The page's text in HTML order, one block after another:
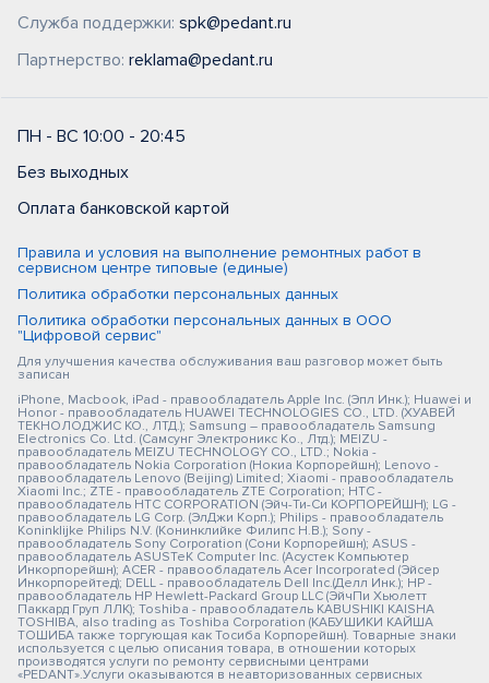
Служба поддержки: spk@pedant.ru
Партнерство: reklama@pedant.ru
ПН - ВС 10:00 - 20:45
Без выходных
Оплата банковской картой
Правила и условия на выполнение ремонтных работ в
сервисном центре типовые (единые)
Политика обработки персональных данных
Политика обработки персональных данных в ООО
"Цифровой сервис"
Для улучшения качества обслуживания ваш разговор может быть
записан
iPhone, Macbook, iPad - правообладатель Apple Inc. (Эпл Инк.); Huawei и
Honor - правообладатель HUAWEI TECHNOLOGIES CO., LTD. (ХУАВЕЙ
ТЕКНОЛОДЖИС КО., ЛТД.); Samsung – правообладатель Samsung
Electronics Co. Ltd. (Самсунг Электроникс Ко., Лтд.); MEIZU -
правообладатель MEIZU TECHNOLOGY CO., LTD.; Nokia -
правообладатель Nokia Corporation (Нокиа Корпорейшн); Lenovo -
правообладатель Lenovo (Beijing) Limited; Xiaomi - правообладатель
Xiaomi Inc.; ZTE - правообладатель ZTE Corporation; HTC -
правообладатель HTC CORPORATION (Эйч-Ти-Си КОРПОРЕЙШН); LG -
правообладатель LG Corp. (ЭлДжи Корп.); Philips - правообладатель
Koninklijke Philips N.V. (Конинклийке Филипс Н.В.); Sony -
правообладатель Sony Corporation (Сони Корпорейшн); ASUS -
правообладатель ASUSTeK Computer Inc. (Асустек Компьютер
Инкорпорейшн); ACER - правообладатель Acer Incorporated (Эйсер
Инкорпорейтед); DELL - правообладатель Dell Inc.(Делл Инк.); HP -
правообладатель HP Hewlett-Packard Group LLC (ЭйчПи Хьюлетт
Паккард Груп ЛЛК); Toshiba - правообладатель KABUSHIKI KAISHA
TOSHIBA, also trading as Toshiba Corporation (КАБУШИКИ КАЙША
ТОШИБА также торгующая как Тосиба Корпорейшн). Товарные знаки
используется с целью описания товара, в отношении которых
производятся услуги по ремонту сервисными центрами
«PEDANT».Услуги оказываются в неавторизованных сервисных